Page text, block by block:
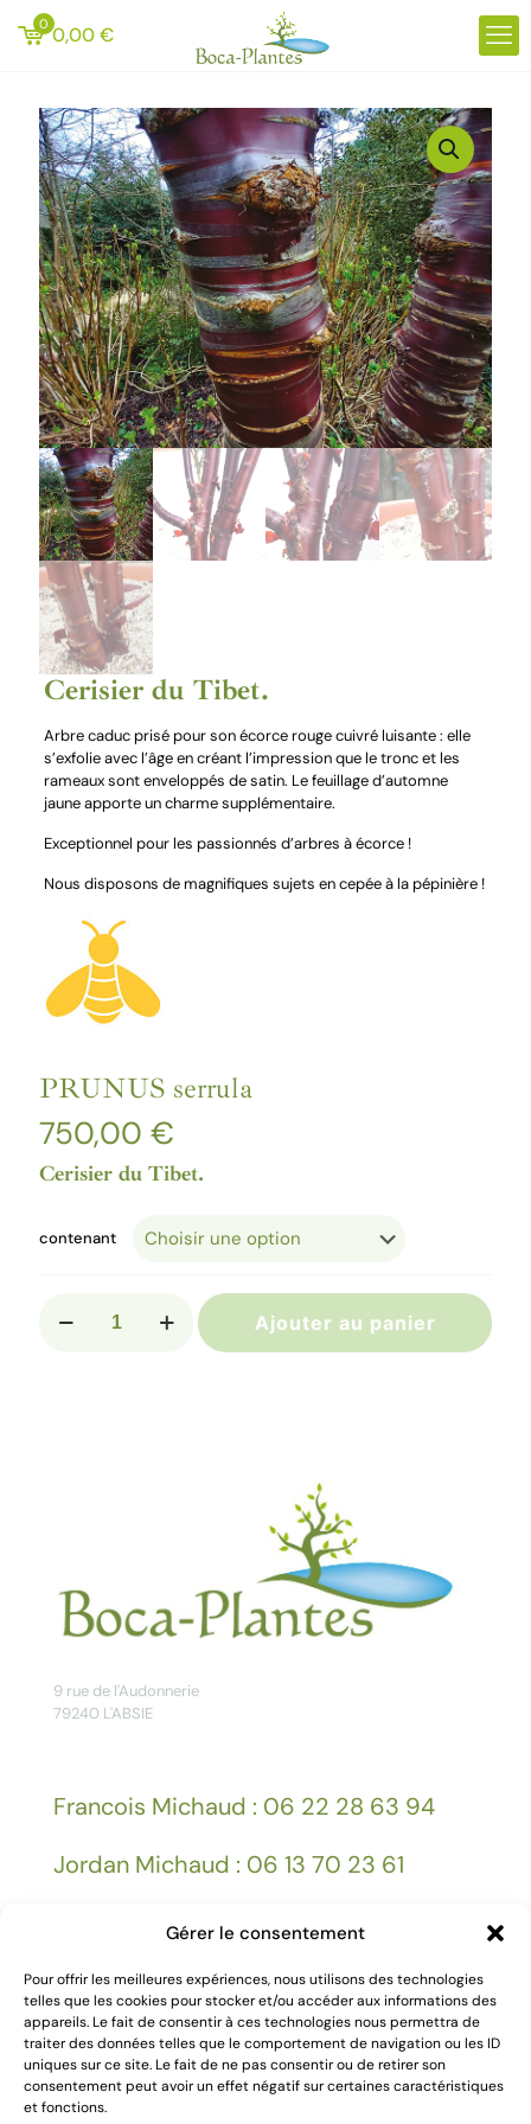
Gérer le consentement
Pour offrir les meilleures expériences, nous utilisons des technologies
telles que les cookies pour stocker et/ou accéder aux informations des
appareils. Le fait de consentir à ces technologies nous permettra de
traiter des données telles que le comportement de navigation ou les ID
uniques sur ce site. Le fait de ne pas consentir ou de retirer son
consentement peut avoir un effet négatif sur certaines caractéristiques
et fonctions.
0 0,00€
Cerisier du Tibet.
Arbre caduc prisé pour son écorce rouge cuivré luisante : elle
s’exfolie avec l’âge en créant l’impression que le tronc et les
rameaux sont enveloppés de satin. Le feuillage d’automne
jaune apporte un charme supplémentaire.
Exceptionnel pour les passionnés d’arbres à écorce !
Nous disposons de magnifiques sujets en cepée à la pépinière !
PRUNUS serrula
750,00 €
Cerisier du Tibet.
contenant
Ajouter au panier
9 rue de l'Audonnerie
79240 L'ABSIE
Francois Michaud : 06 22 28 63 94
Jordan Michaud : 06 13 70 23 61
Mentions légales